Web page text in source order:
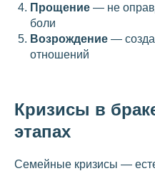
Прощение — не
боли
Возрождение —
отношений
Кризисы в
этапах
Семейные кризисы —